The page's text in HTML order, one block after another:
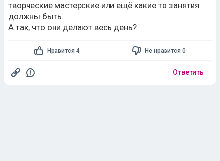
творческие мастерские или ещё какие то занятия
должны быть.
А так, что они делают весь день?
Нравится 4 Не нравится 0
Ответить